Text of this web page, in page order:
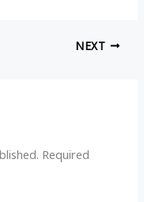
NEXT
Required